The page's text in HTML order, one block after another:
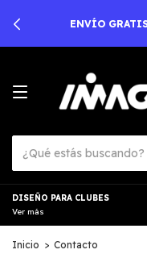
ENVÍO
DISEÑO PARA CLUBES
Ver más
Inicio > Contacto